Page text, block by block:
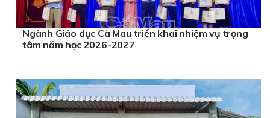
Ngành Giáo dục Cà Mau triển khai nhiệm vụ trọng
tâm năm học 2026-2027